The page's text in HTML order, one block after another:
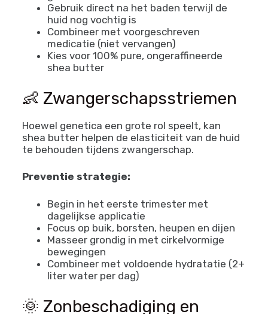
Gebruik direct na het baden terwijl de
huid nog vochtig is
Combineer met voorgeschreven
medicatie (niet vervangen)
Kies voor 100% pure, ongeraffineerde
shea butter
👶 Zwangerschapsstriemen
Hoewel genetica een grote rol speelt, kan
shea butter helpen de elasticiteit van de huid
te behouden tijdens zwangerschap.
Preventie strategie:
Begin in het eerste trimester met
dagelijkse applicatie
Focus op buik, borsten, heupen en dijen
Masseer grondig in met cirkelvormige
bewegingen
Combineer met voldoende hydratatie (2+
liter water per dag)
🌞 Zonbeschadiging en